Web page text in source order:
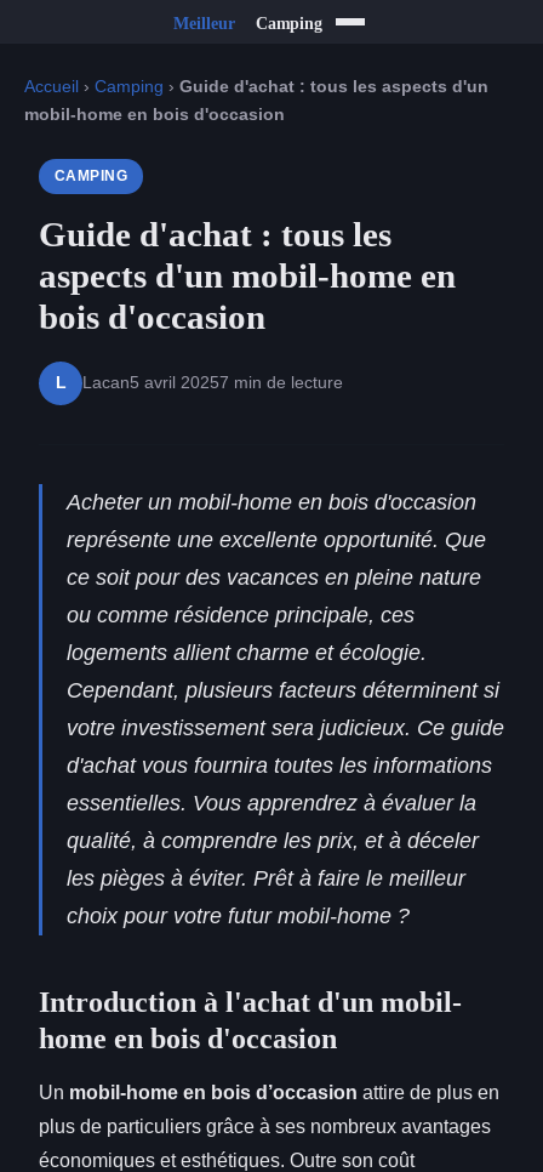
Accueil › Camping › Guide d'achat : tous les aspects d'un
mobil-home en bois d'occasion
CAMPING
Guide d'achat : tous les
aspects d'un mobil-home en
bois d'occasion
L Lacan5 avril 20257 min de lecture
Acheter un mobil-home en bois d'occasion
représente une excellente opportunité. Que
ce soit pour des vacances en pleine nature
ou comme résidence principale, ces
logements allient charme et écologie.
Cependant, plusieurs facteurs déterminent si
votre investissement sera judicieux. Ce guide
d'achat vous fournira toutes les informations
essentielles. Vous apprendrez à évaluer la
qualité, à comprendre les prix, et à déceler
les pièges à éviter. Prêt à faire le meilleur
choix pour votre futur mobil-home ?
Introduction à l'achat d'un mobil-
home en bois d'occasion
Un mobil-home en bois d’occasion attire de plus en
plus de particuliers grâce à ses nombreux avantages
économiques etesthétiques. Outre son coût